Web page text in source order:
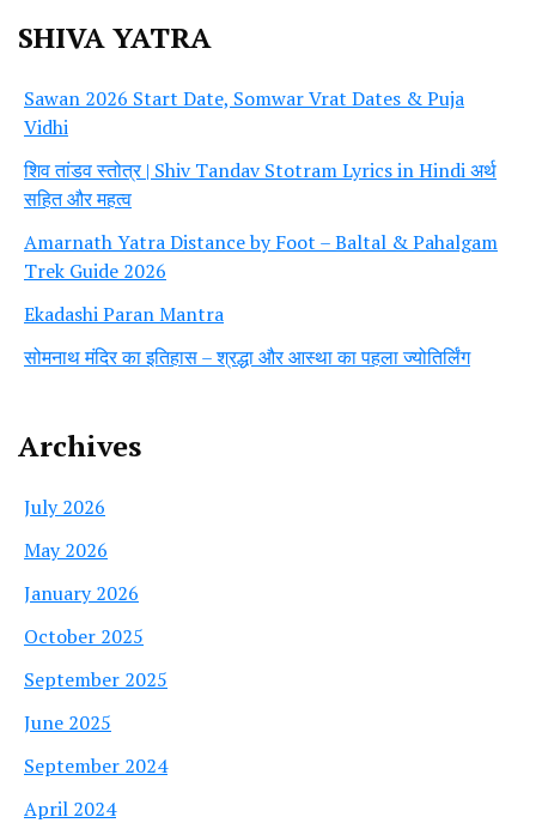
SHIVA YATRA
Sawan 2026 Start Date, Somwar Vrat Dates & Puja
Vidhi
शिव तांडव स्तोत्र | Shiv Tandav Stotram Lyrics in Hindi अर्थ
सहित और महत्व
Amarnath Yatra Distance by Foot – Baltal & Pahalgam
Trek Guide 2026
Ekadashi Paran Mantra
सोमनाथ मंदिर का इतिहास – श्रद्धा और आस्था का पहला ज्योतिर्लिंग
Archives
July 2026
May 2026
January 2026
October 2025
September 2025
June 2025
September 2024
April 2024